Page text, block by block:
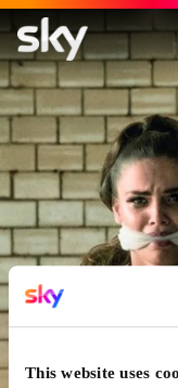
This website uses
Hot Dog